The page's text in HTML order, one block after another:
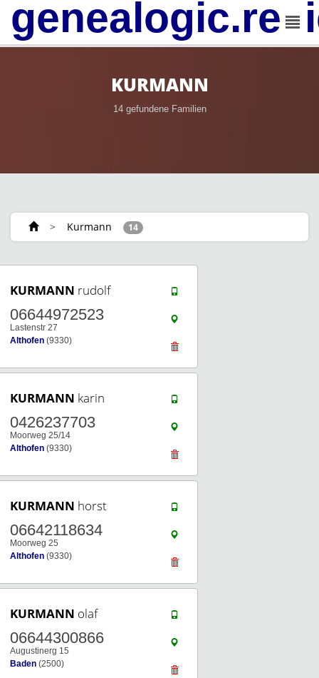
KURMANN
14 gefundene Familien
> Kurmann 14
KURMANN rudolf
06644972523
Lastenstr 27
Althofen (9330)
KURMANN karin
0426237703
Moorweg 25/14
Althofen (9330)
KURMANN horst
06642118634
Moorweg 25
Althofen (9330)
KURMANN olaf
06644300866
Augustinerg 15
Baden (2500)